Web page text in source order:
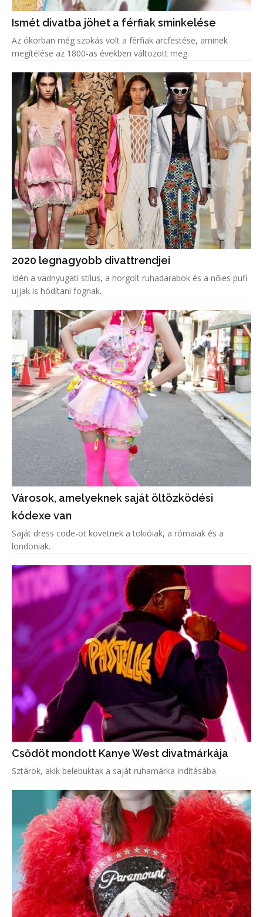
Ismét divatba jöhet a férfiak sminkelése
Az ókorban még szokás volt a férfiak arcfestése, aminek
megítélése az 1800-as években változott meg.
2020 legnagyobb divattrendjei
Idén a vadnyugati stílus, a horgolt ruhadarabok és a nőies pufi
ujjak is hódítani fognak.
Városok, amelyeknek saját öltözködési
kódexe van
Saját dress code-ot követnek a tokióiak, a rómaiak és a
londoniak.
Csődöt mondott Kanye West divatmárkája
Sztárok, akik belebuktak a saját ruhamárka indításába.